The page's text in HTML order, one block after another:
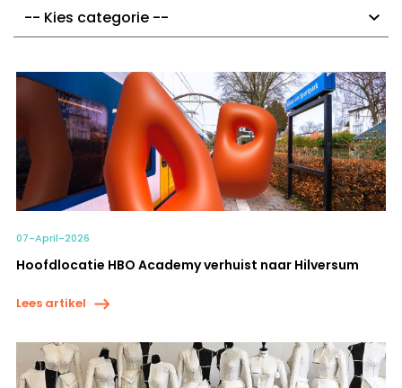
07-April-2026
Hoofdlocatie HBO Academy verhuist naar Hilversum
Lees artikel